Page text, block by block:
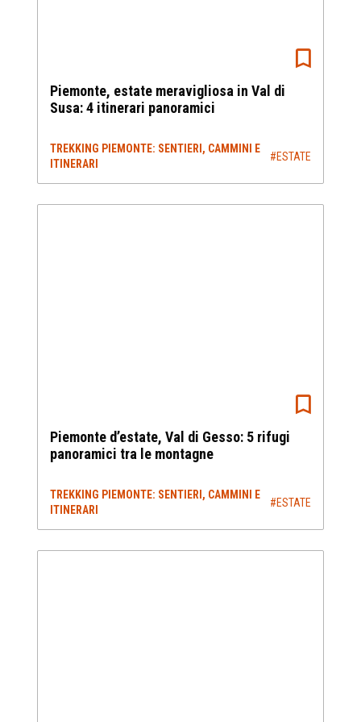
Piemonte, estate meravigliosa in Val di
Susa: 4 itinerari panoramici
TREKKING PIEMONTE: SENTIERI, CAMMINI E
ITINERARI
#ESTATE
Piemonte d’estate, Val di Gesso: 5 rifugi
panoramici tra le montagne
TREKKING PIEMONTE: SENTIERI, CAMMINI E
ITINERARI
#ESTATE